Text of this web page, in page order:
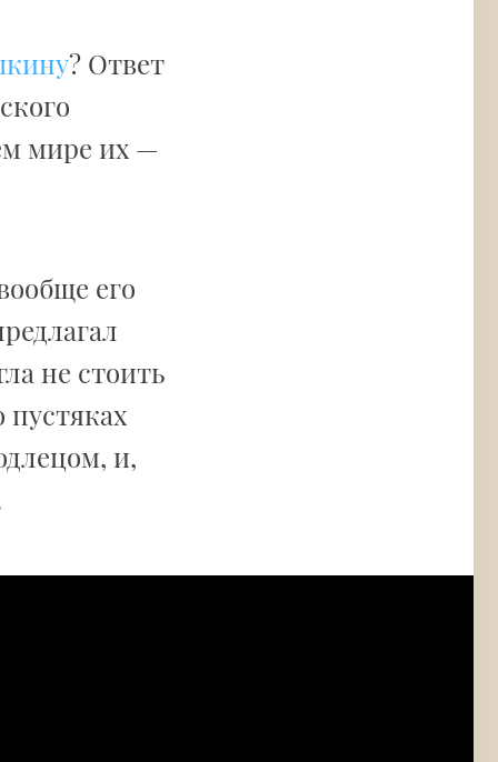
? Ответ
мире их —
его
не стоить
и,